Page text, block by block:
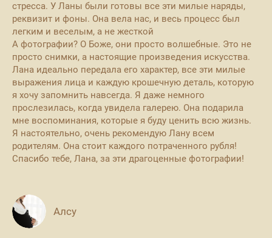
стресса. У Ланы были готовы все эти милые наряды,
реквизит и фоны. Она вела нас, и весь процесс был
легким и веселым, а не жесткой
​А фотографии? О Боже, они просто волшебные. Это не
просто снимки, а настоящие произведения искусства.
Лана идеально передала его характер, все эти милые
выражения лица и каждую крошечную деталь, которую
я хочу запомнить навсегда. Я даже немного
прослезилась, когда увидела галерею. Она подарила
мне воспоминания, которые я буду ценить всю жизнь.
​Я настоятельно, очень рекомендую Лану всем
родителям. Она стоит каждого потраченного рубля!
Спасибо тебе, Лана, за эти драгоценные фотографии!
Алсу